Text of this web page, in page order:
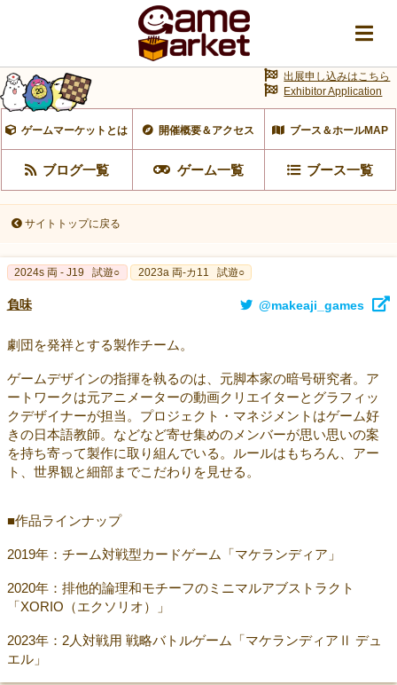
ゲームマーケットとは 開催概要＆アクセス ブース＆ホールMAP
ブログ一覧 ゲーム一覧 ブース一覧
出展申し込みはこちら
Exhibitor Application
サイトトップに戻る
2024s 両 - J19 試遊○ 2023a 両-カ11 試遊○
負味 @makeaji_games
劇団を発祥とする製作チーム。
ゲームデザインの指揮を執るのは、元脚本家の暗号研究者。ア
ートワークは元アニメーターの動画クリエイターとグラフィッ
クデザイナーが担当。プロジェクト・マネジメントはゲーム好
きの日本語教師。などなど寄せ集めのメンバーが思い思いの案
を持ち寄って製作に取り組んでいる。ルールはもちろん、アー
ト、世界観と細部までこだわりを見せる。
■作品ラインナップ
2019年：チーム対戦型カードゲーム「マケランディア」
2020年：排他的論理和モチーフのミニマルアブストラクト
「XORIO（エクソリオ）」
2023年：2人対戦用 戦略バトルゲーム「マケランディアⅡ デュ
エル」